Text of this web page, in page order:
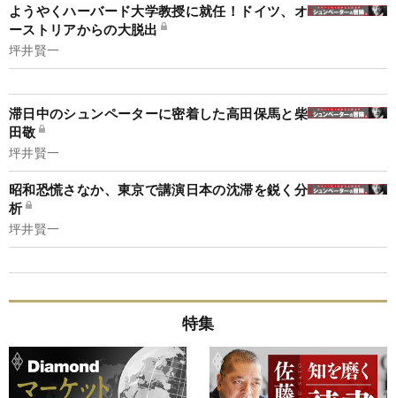
ようやくハーバード大学教授に就任！ドイツ、オ
ーストリアからの大脱出
坪井賢一
滞日中のシュンペーターに密着した高田保馬と柴
田敬
坪井賢一
昭和恐慌さなか、東京で講演日本の沈滞を鋭く分
析
坪井賢一
特集